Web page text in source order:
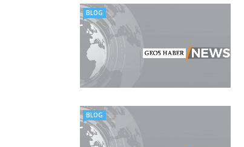
BLOG
BLOG